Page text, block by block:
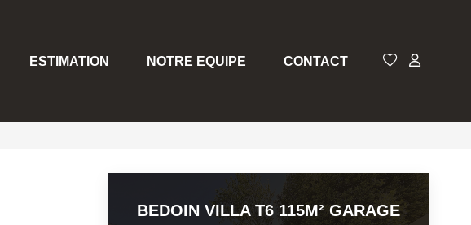
ESTIMATION NOTRE EQUIPE CONTACT
BEDOIN VILLA T6 115M² GARAGE